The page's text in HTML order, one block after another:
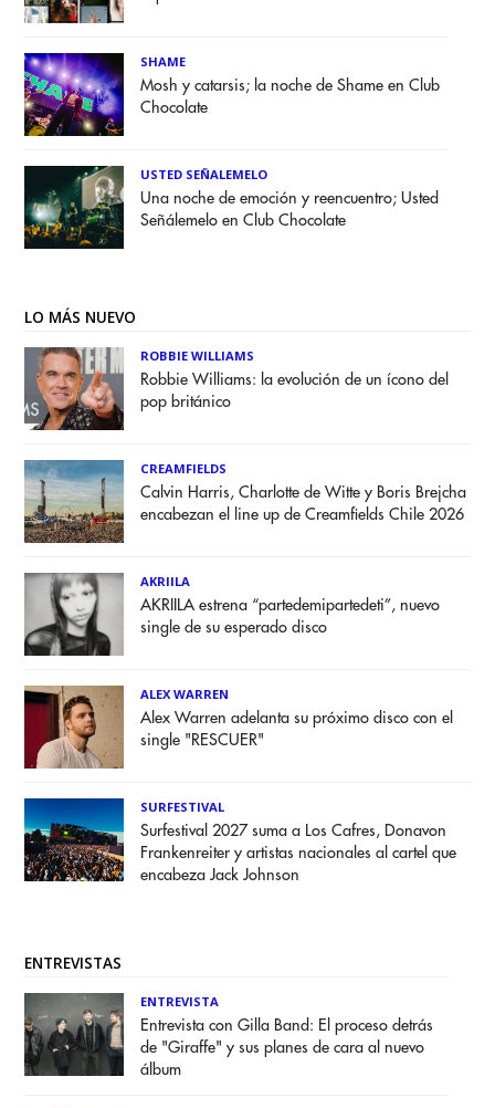
SHAME
Mosh y catarsis; la noche de Shame en Club
Chocolate
USTED SEÑALEMELO
Una noche de emoción y reencuentro; Usted
Señálemelo en Club Chocolate
LO MÁS NUEVO
ROBBIE WILLIAMS
Robbie Williams: la evolución de un ícono del
pop británico
CREAMFIELDS
Calvin Harris, Charlotte de Witte y Boris Brejcha
encabezan el line up de Creamfields Chile 2026
AKRIILA
AKRIILA estrena “partedemipartedeti”, nuevo
single de su esperado disco
ALEX WARREN
Alex Warren adelanta su próximo disco con el
single "RESCUER"
SURFESTIVAL
Surfestival 2027 suma a Los Cafres, Donavon
Frankenreiter y artistas nacionales al cartel que
encabeza Jack Johnson
ENTREVISTAS
ENTREVISTA
Entrevista con Gilla Band: El proceso detrás
de "Giraffe" y sus planes de cara al nuevo
álbum